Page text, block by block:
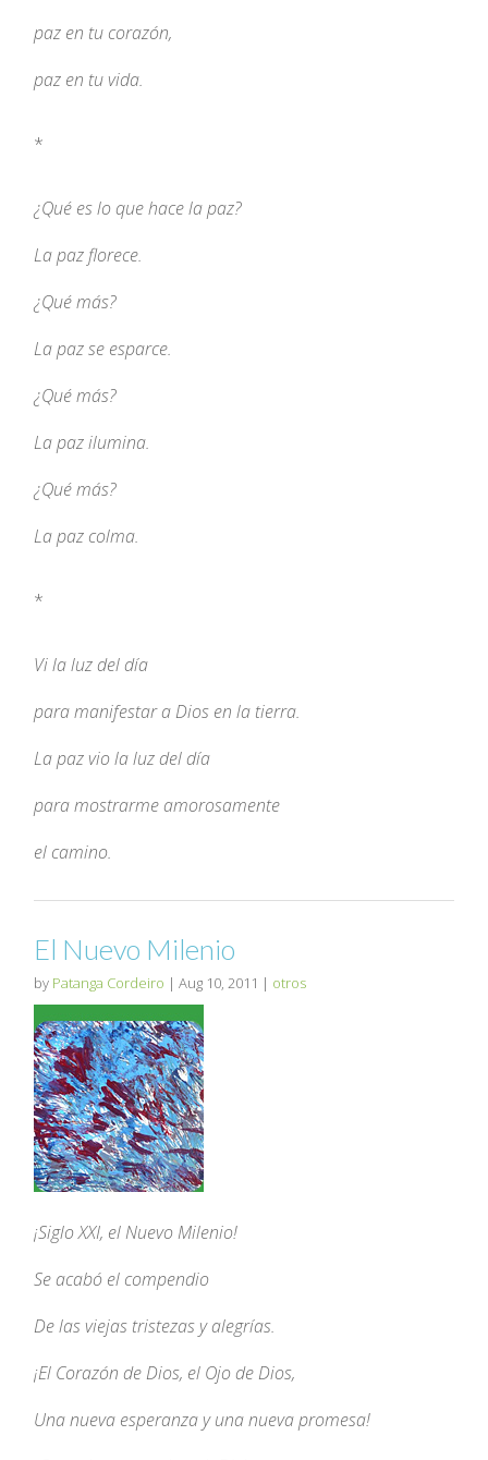
paz en tu corazón,
paz en tu vida.
*
¿Qué es lo que hace la paz?
La paz florece.
¿Qué más?
La paz se esparce.
¿Qué más?
La paz ilumina.
¿Qué más?
La paz colma.
*
Vi la luz del día
para manifestar a Dios en la tierra.
La paz vio la luz del día
para mostrarme amorosamente
el camino.
El Nuevo Milenio
by Patanga Cordeiro |Aug 10, 2011 | otros
¡Siglo XXI, el Nuevo Milenio!
Se acabó el compendio
De las viejas tristezas y alegrías.
¡El Corazón de Dios, el Ojo de Dios,
Una nueva esperanza y una nueva promesa!